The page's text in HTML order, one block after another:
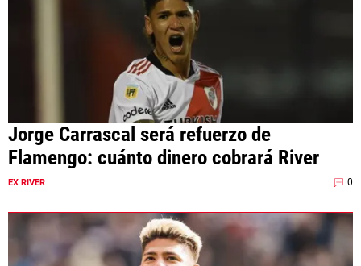
Jorge Carrascal será refuerzo de
Flamengo: cuánto dinero cobrará River
EX RIVER 0